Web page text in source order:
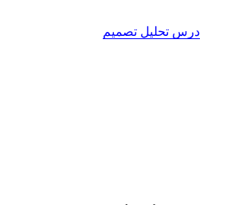
درس تحلیل تصمیم